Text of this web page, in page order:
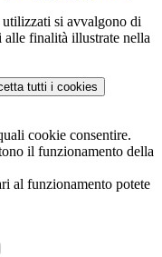
si avvalgono di
alle finalità illustrate nella
tutti i cookies
cookie consentire.
il funzionamento della
al funzionamento potete